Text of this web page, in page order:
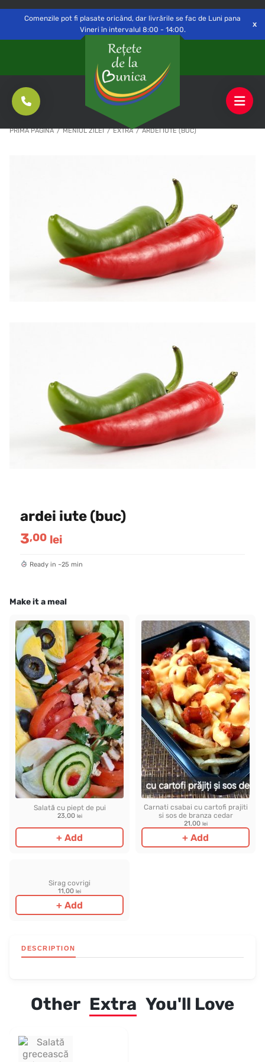
Delivery toSăvinești, NT Switch Open
Comenzile pot fi plasate oricând, dar livrările se fac de Luni pana
Vineri în intervalul 8:00 - 14:00.
PRIMA PAGINĂ / MENIUL ZILEI / EXTRA /ARDEI IUTE (BUC)
ardei iute (buc)
3,00 lei
Ready in ~25 min
Make it a meal
Salată cu piept de pui
23,00 lei
+ Add
Carnati csabai cu cartofi prajiti
si sos de branza cedar
21,00 lei
+ Add
Sirag covrigi
11,00 lei
+ Add
DESCRIPTION
Other Extra You'll Love